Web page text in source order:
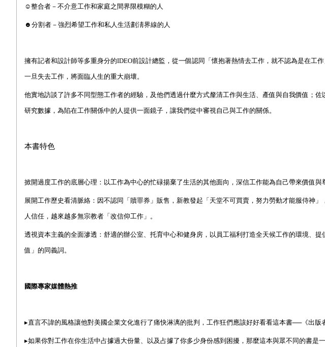
☺整合者－不介意工作和家庭之間界限模糊的人
☻ 分割者－強烈希望工作和私人生活劃淸界線的人
擁有記者和設計師等多重身分的IDEO前設計總監，從一個認同「懷抱著熱情去工作，就不認為是在工
一旦失去工作，將面臨人生的重大崩壞。
他實地訪談了許多不同型態工作者的經驗，及他們透過什麼方式釐清工作與生活、產值與自我價值；
研究數據，為陷在工作關係中的人提供一面鏡子，讓我們從中審視自己與工作的關係。
本書特色
掀開過度工作的底層心理：以工作為中心的忙碌揚棄了生活的其他面向，深信工作能為自己帶來價值與
展開工作歷史看清脈絡：因不認同「贖罪券」販售，新教發起「天堂不可買賣，努力勞動才能服侍神
人信任，越來越多無宗教者「改信仰工作」。
透視資本主義的全面滲透：舒適的辦公室、托育中心和健身房，以員工福利打造全天候工作的環境、
值」的同義詞。
國際專家媒體熱推
▸直言不諱的風格讓他對美國企業文化進行了痛快淋漓的批判，工作狂們應該好好看看這本書──《出版
▸如果你對工作在你生活中占據過大份量、以及占據了你多少身份感到困擾，那麼這本與眾不同的書是